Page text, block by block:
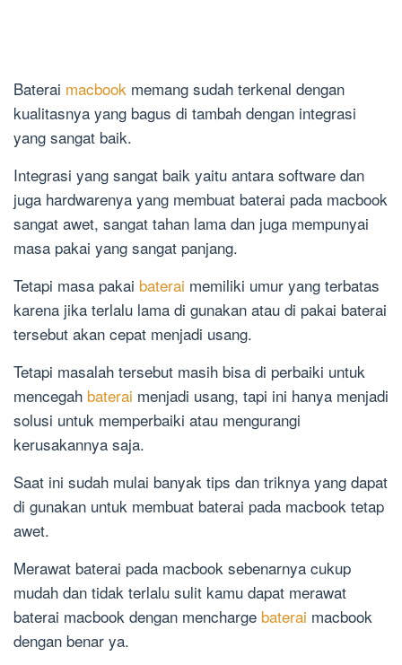
Baterai macbook memang sudah terkenal dengan
kualitasnya yang bagus di tambah dengan integrasi
yang sangat baik.
Integrasi yang sangat baik yaitu antara software dan
juga hardwarenya yang membuat baterai pada macbook
sangat awet, sangat tahan lama dan juga mempunyai
masa pakai yang sangat panjang.
Tetapi masa pakai baterai memiliki umur yang terbatas
karena jika terlalu lama di gunakan atau di pakai baterai
tersebut akan cepat menjadi usang.
Tetapi masalah tersebut masih bisa di perbaiki untuk
mencegah baterai menjadi usang, tapi ini hanya menjadi
solusi untuk memperbaiki atau mengurangi
kerusakannya saja.
Saat ini sudah mulai banyak tips dan triknya yang dapat
di gunakan untuk membuat baterai pada macbook tetap
awet.
Merawat baterai pada macbook sebenarnya cukup
mudah dan tidak terlalu sulit kamu dapat merawat
baterai macbook dengan mencharge baterai macbook
dengan benar ya.